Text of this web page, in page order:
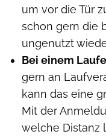
um vor die Tür
schon gern die
ungenutzt
Bei einem
gern an
kann das eine
Mit der
welche Distanz